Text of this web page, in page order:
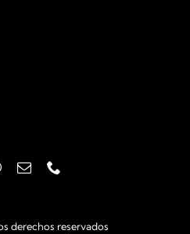
derechos reservados